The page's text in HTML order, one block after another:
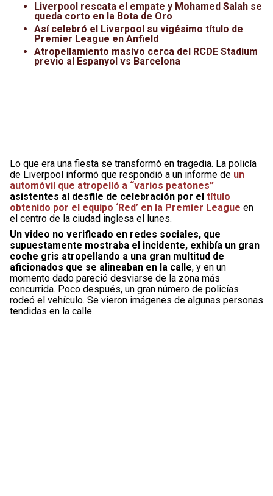
Liverpool rescata el empate y Mohamed Salah se
queda corto en la Bota de Oro
Así celebró el Liverpool su vigésimo título de
Premier League en Anfield
Atropellamiento masivo cerca del RCDE Stadium
previo al Espanyol vs Barcelona
Lo que era una fiesta se transformó en tragedia. La policía
de Liverpool informó que respondió a un informe de un
automóvil que atropelló a “varios peatones”
asistentes al desfile de celebración por el título
obtenido por el equipo ‘Red’ en la Premier League en
el centro de la ciudad inglesa el lunes.
Un video no verificado en redes sociales, que
supuestamente mostraba el incidente, exhibía un gran
coche gris atropellando a una gran multitud de
aficionados que se alineaban en la calle, y en un
momento dado pareció desviarse de la zona más
concurrida. Poco después, un gran número de policías
rodeó el vehículo. Se vieron imágenes de algunas personas
tendidas en la calle.